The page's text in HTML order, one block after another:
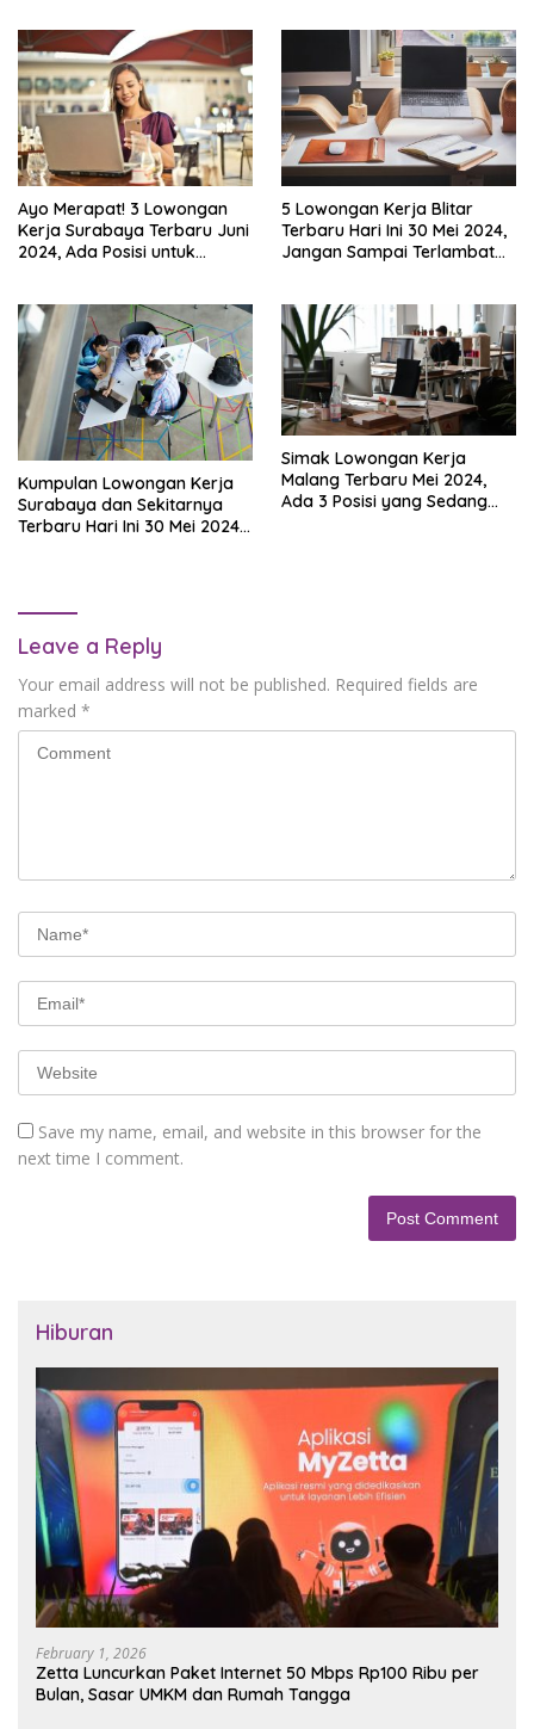
Ayo Merapat! 3 Lowongan
Kerja Surabaya Terbaru Juni
2024, Ada Posisi untuk
5 Lowongan Kerja Blitar
Terbaru Hari Ini 30 Mei 2024,
Jangan Sampai Terlambat
Kumpulan Lowongan Kerja
Surabaya dan Sekitarnya
Terbaru Hari Ini 30 Mei 2024,
Simak Lowongan Kerja
Malang Terbaru Mei 2024,
Ada 3 Posisi yang Sedang
Leave a Reply
Your email address will not be published. Required fields are
marked *
Save my name, email, and website in this browser for the
next time I comment.
Hiburan
February 1, 2026
Zetta Luncurkan Paket Internet 50 Mbps Rp100 Ribu per
Bulan, Sasar UMKM dan Rumah Tangga